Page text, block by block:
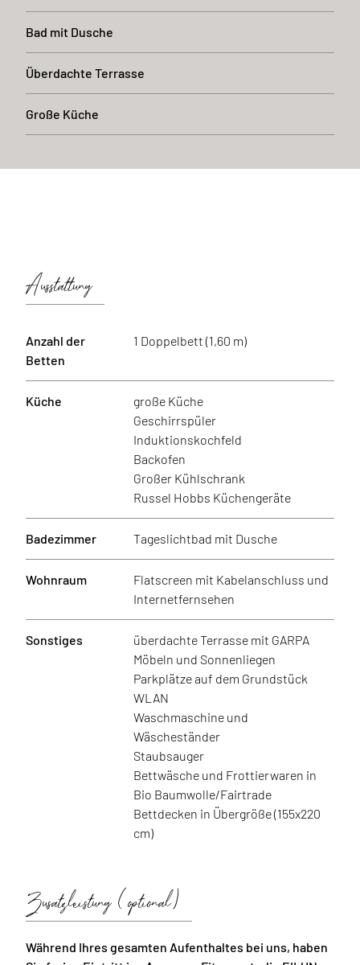
Bad mit Dusche
Überdachte Terrasse
Große Küche
Ausstattung
Anzahl der
Betten
1 Doppelbett (1,60 m)
Küche
große Küche
Geschirrspüler
Induktionskochfeld
Backofen
Großer Kühlschrank
Russel Hobbs Küchengeräte
Badezimmer Tageslichtbad mit Dusche
Wohnraum
Flatscreen mit Kabelanschluss und
Internetfernsehen
Sonstiges
überdachte Terrasse mit GARPA
Möbeln und Sonnenliegen
Parkplätze auf dem Grundstück
WLAN
Waschmaschine und
Wäscheständer
Staubsauger
Bettwäsche und Frottierwaren in
Bio Baumwolle/Fairtrade
Bettdecken in Übergröße (155x220
cm)
Zusatzleistung (optional)
Während Ihres gesamten Aufenthaltes bei uns, haben